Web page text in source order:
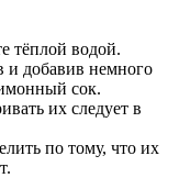
тёплой водой.
и добавив немного
сок.
их следует в
по тому, что их